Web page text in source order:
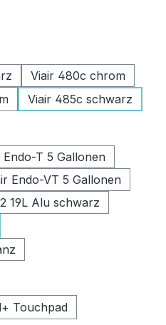
Viair 480c chrom
Viair 485c schwarz
T 5 Gallonen
Endo-VT 5 Gallonen
19L Alu schwarz
Touchpad